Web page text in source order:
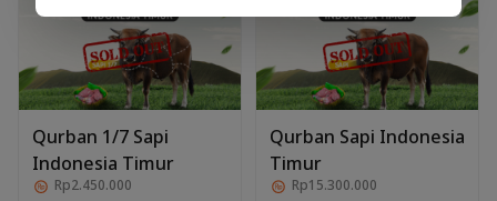
Qurban 1/7 Sapi
Indonesia Timur
Rp2.450.000
Qurban Sapi Indonesia
Timur
Rp15.300.000